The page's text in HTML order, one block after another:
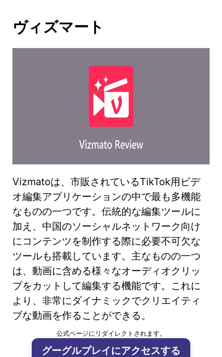
ヴィズマート
Vizmatoは、市販されているTikTok用ビデ
オ編集アプリケーションの中で最も多機能
なものの一つです。伝統的な編集ツールに
加え、中国のソーシャルネットワーク向け
にコンテンツを制作する際に必要不可欠な
ツールも搭載しています。主なものの一つ
は、動画に含める様々なオーディオクリッ
プをカットして編集する機能です。これに
より、非常にダイナミックでクリエイティ
ブな動画を作ることができる。
公式ページにリダイレクトされます。
グーグルプレイにアクセスする